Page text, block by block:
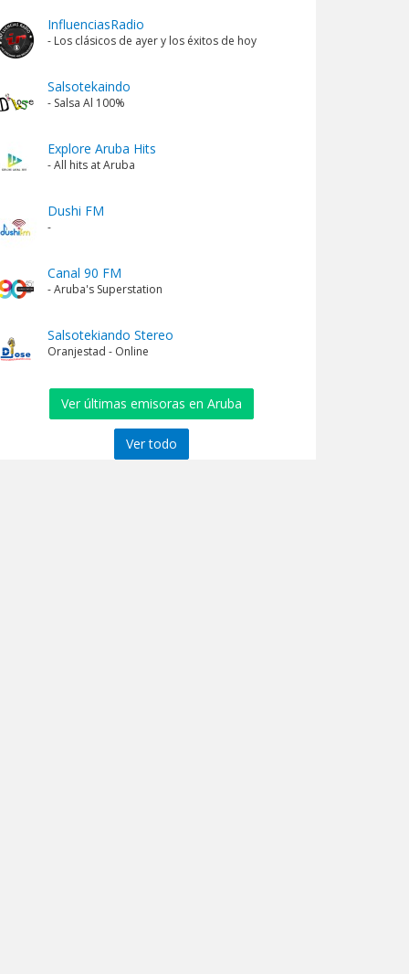
InfluenciasRadio
- Los clásicos de ayer y los éxitos de hoy
Salsotekaindo
- Salsa Al 100%
Explore Aruba Hits
- All hits at Aruba
Dushi FM
-
Canal 90 FM
- Aruba's Superstation
Salsotekiando Stereo
Oranjestad - Online
Ver últimas emisoras en Aruba
Ver todo